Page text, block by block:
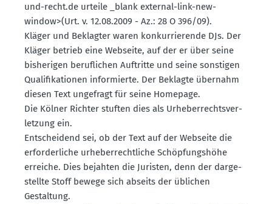
und-​recht.​de urteile _blank external-link-new-
window>(Urt. v. 12.08.2009 - Az.: 28 O 396/09).
Kläger und Beklagter waren konkur­rie­rende DJs. Der
Kläger betrieb eine Webseite, auf der er über seine
bishe­rigen beruf­lichen Auftritte und seine sonstigen
Quali­fi­ka­tionen infor­mierte. Der Beklagte übernahm
diesen Text ungefragt für seine Homepage.
Die Kölner Richter stuften dies als Urheber­rechts­ver­
letzung ein.
Entscheidend sei, ob der Text auf der Webseite die
erfor­der­liche urheber­recht­liche Schöp­fungshöhe
erreiche. Dies bejahten die Juristen, denn der darge­
stellte Stoff bewege sich abseits der üblichen
Gestaltung.